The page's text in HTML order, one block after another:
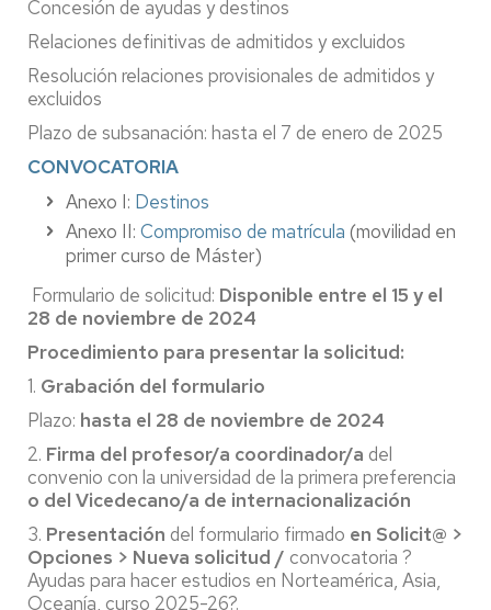
Concesión de ayudas y destinos
Relaciones definitivas de admitidos y excluidos
Resolución relaciones provisionales de admitidos y
excluidos
Plazo de subsanación: hasta el 7 de enero de 2025
CONVOCATORIA
Anexo I: Destinos
Anexo II: Compromiso de matrícula (movilidad en
primer curso de Máster)
Formulario de solicitud: Disponible entre el 15 y el
28 de noviembre de 2024
Procedimiento para presentar la solicitud:
1. Grabación del formulario
Plazo: hasta el 28 de noviembre de 2024
2. Firma del profesor/a coordinador/a del
convenio con la universidad de la primera preferencia
o del Vicedecano/a de internacionalización
3. Presentación del formulario firmado en Solicit@ >
Opciones > Nueva solicitud / convocatoria ?
Ayudas para hacer estudios en Norteamérica, Asia,
Oceanía, curso 2025-26?.